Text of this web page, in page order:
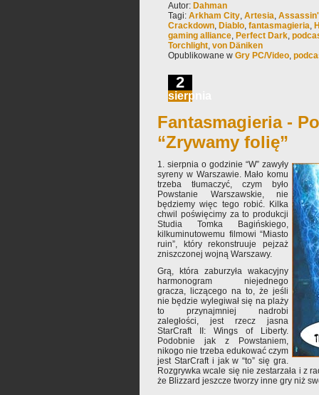
Autor: Dahman
Tagi: Arkham City, Artesia,
Crackdown, Diablo, fantasmagieria,
gaming alliance, Perfect Dark,
Torchlight, von Däniken
Opublikowane w Gry PC/Video,
2
sierpnia
Fantasmagieria -
“Zrywamy folię”
1. sierpnia o godzinie “W” zawyły
syreny w Warszawie. Mało komu
trzeba tłumaczyć, czym było
Powstanie Warszawskie, nie
będziemy więc tego robić. Kilka
chwil poświęcimy za to produkcji
Studia Tomka Bagińskiego,
kilkuminutowemu filmowi “Miasto
ruin”, który rekonstruuje pejzaż
zniszczonej wojną Warszawy.
Grą, która zaburzyła wakacyjny
harmonogram niejednego
gracza, liczącego na to, że jeśli
nie będzie wylegiwał się na plaży
to przynajmniej nadrobi
zaległości, jest rzecz jasna
StarCraft II: Wings of Liberty.
Podobnie jak z Powstaniem,
nikogo nie trzeba edukować czym
jest StarCraft i jak w “to” się gra.
Rozgrywka wcale się nie zestarzała i z
że Blizzard jeszcze tworzy inne gry niż